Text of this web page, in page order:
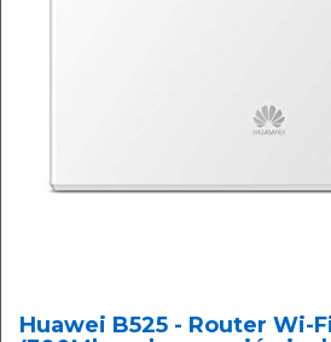
Huawei B525 - Router Wi-